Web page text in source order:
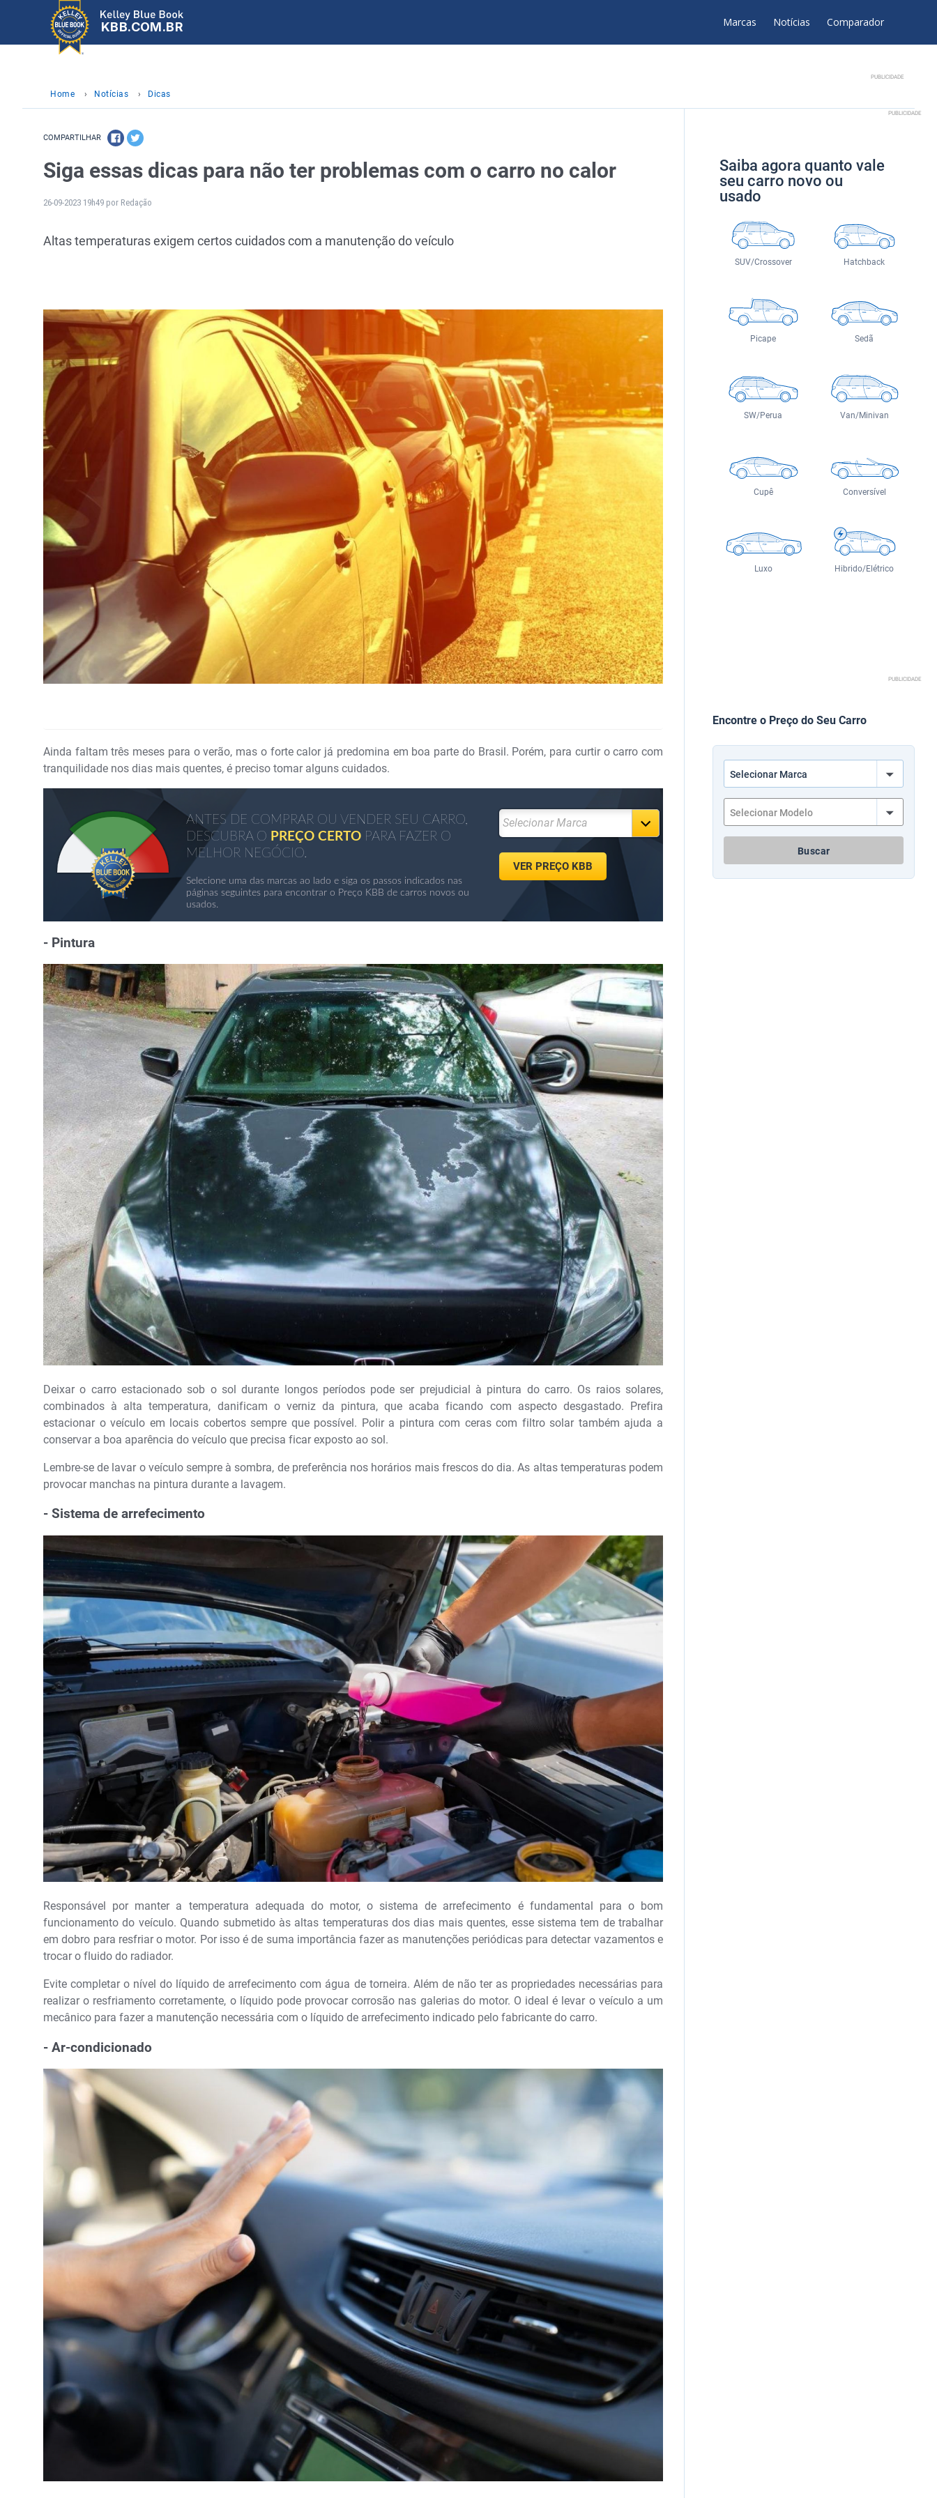
KBB.COM.BR Marcas Notícias Comparador
PUBLICIDADE
Home › Notícias › Dicas
COMPARTILHAR
Siga essas dicas para não ter problemas com o carro no calor
26-09-2023 19h49 por Redação
Altas temperaturas exigem certos cuidados com a manutenção do veículo
Ainda faltam três meses para o verão, mas o forte calor já predomina em boa parte do Brasil. Porém, para curtir o carro com
tranquilidade nos dias mais quentes, é preciso tomar alguns cuidados.
ANTES DE COMPRAR OU VENDER SEU CARRO,
DESCUBRA O PREÇO CERTO PARA FAZER O
MELHOR NEGÓCIO.
Selecione uma das marcas ao lado e siga os passos indicados nas
páginas seguintes para encontrar o Preço KBB de carros novos ou
usados.
Selecionar Marca
- Pintura
Deixar o carro estacionado sob o sol durante longos períodos pode ser prejudicial à pintura do carro. Os raios solares,
combinados à alta temperatura, danificam o verniz da pintura, que acaba ficando com aspecto desgastado. Prefira
estacionar o veículo em locais cobertos sempre que possível. Polir a pintura com ceras com filtro solar também ajuda a
conservar a boa aparência do veículo que precisa ficar exposto ao sol.
Lembre-se de lavar o veículo sempre à sombra, de preferência nos horários mais frescos do dia. As altas temperaturas podem
provocar manchas na pintura durante a lavagem.
- Sistema de arrefecimento
Responsável por manter a temperatura adequada do motor, o sistema de arrefecimento é fundamental para o bom
funcionamento do veículo. Quando submetido às altas temperaturas dos dias mais quentes, esse sistema tem de trabalhar
em dobro para resfriar o motor. Por isso é de suma importância fazer as manutenções periódicas para detectar vazamentos e
trocar o fluido do radiador.
Evite completar o nível do líquido de arrefecimento com água de torneira. Além de não ter as propriedades necessárias para
realizar o resfriamento corretamente, o líquido pode provocar corrosão nas galerias do motor. O ideal é levar o veículo a um
mecânico para fazer a manutenção necessária com o líquido de arrefecimento indicado pelo fabricante do carro.
- Ar-condicionado
PUBLICIDADE
Saiba agora quanto vale
seu carro novo ou
usado
SUV/Crossover Hatchback
Picape Sedã
SW/Perua Van/Minivan
Cupê Conversível
Luxo Hibrido/Elétrico
PUBLICIDADE
Encontre o Preço do Seu Carro
Buscar